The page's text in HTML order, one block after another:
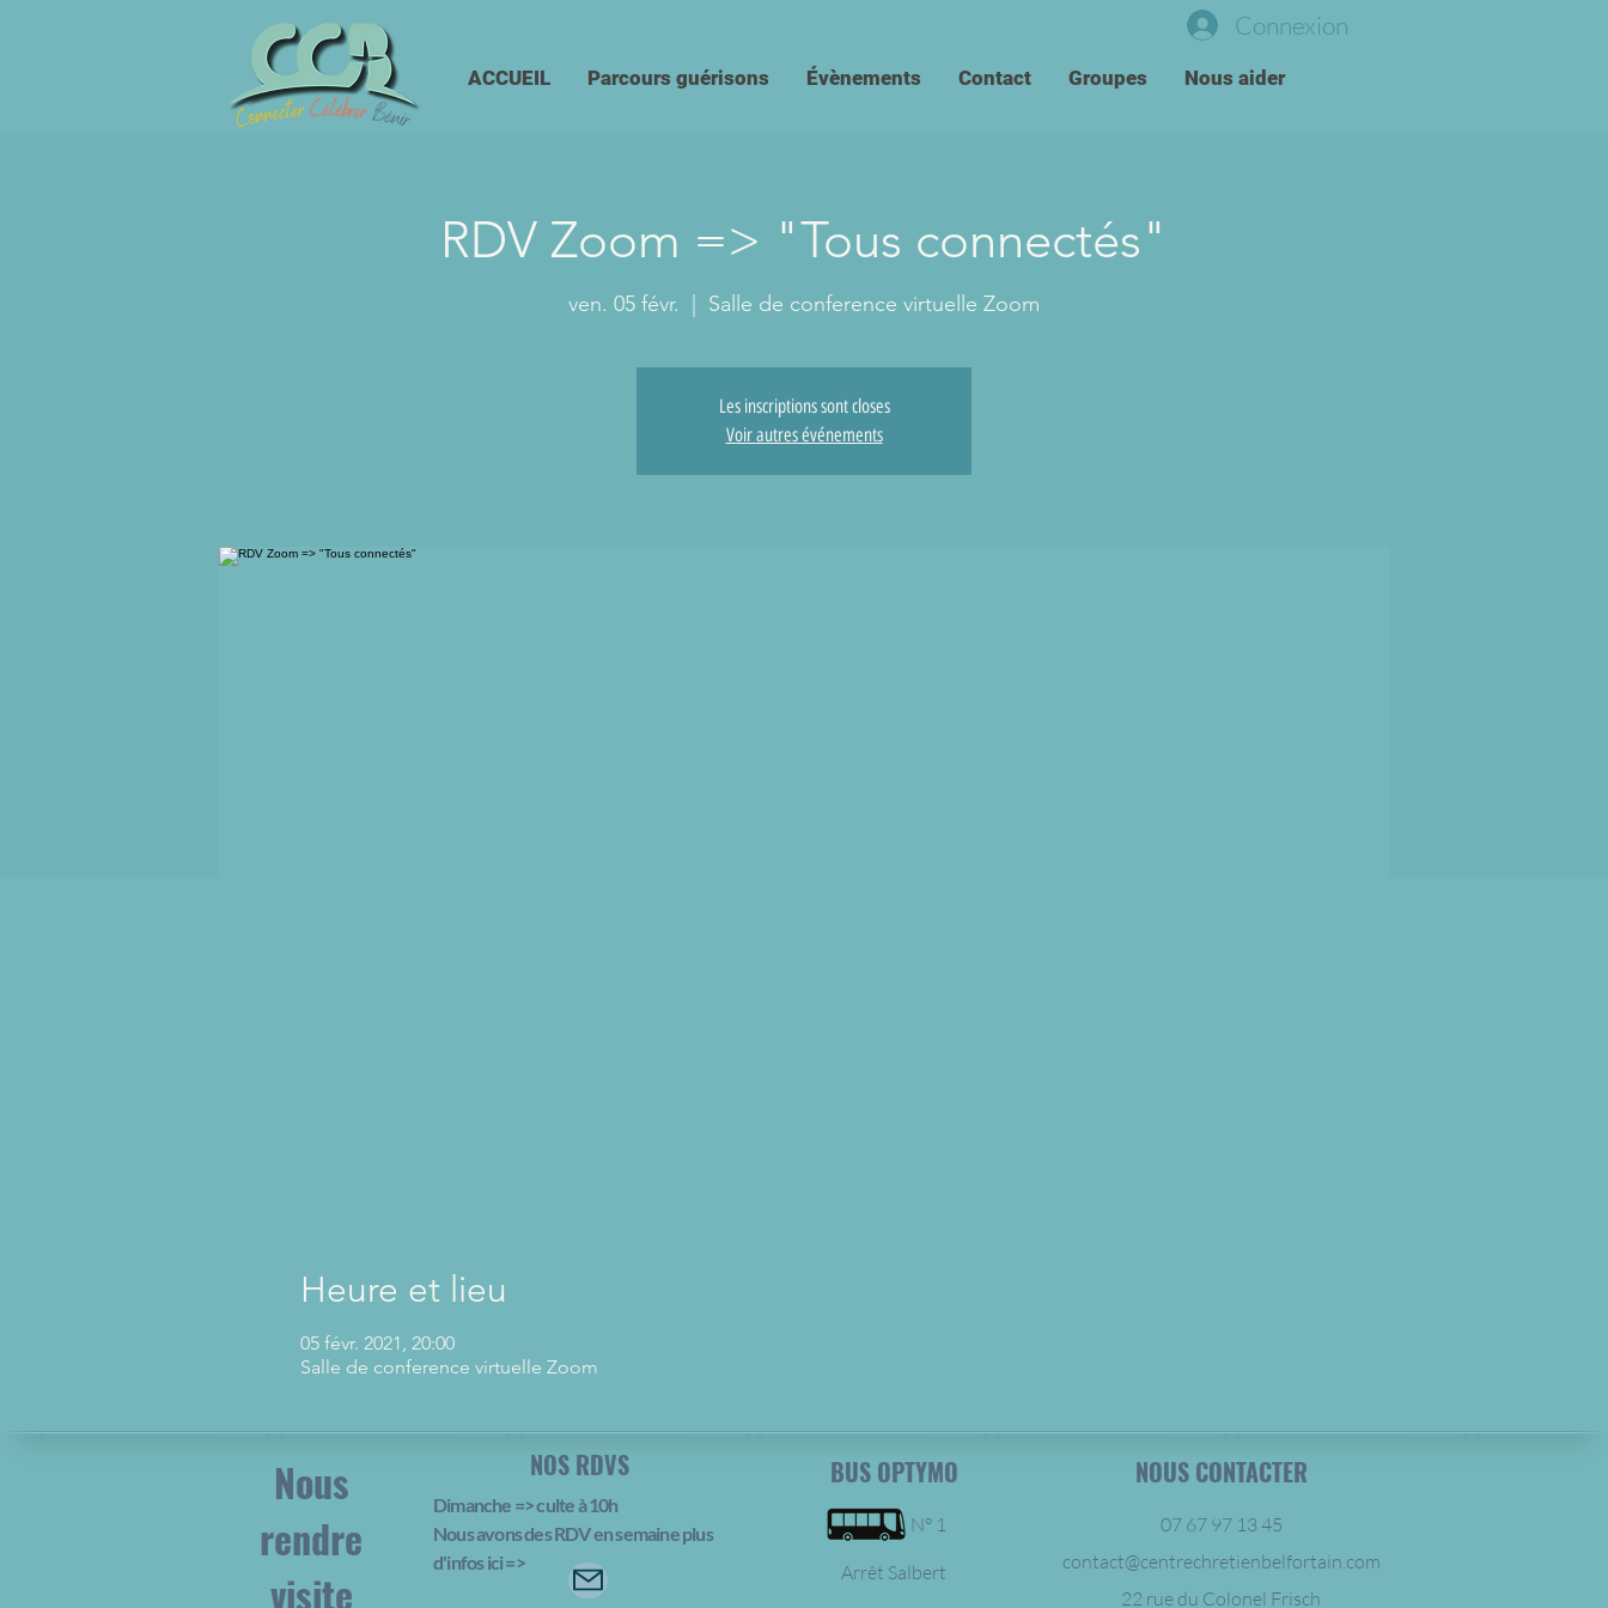
Connexion
ACCUEIL Parcours guérisons Évènements Contact Groupes Nous aider
RDV Zoom => "Tous connectés"
ven. 05 févr. Salle de conference virtuelle Zoom
Les inscriptions sont closes
Voir autres événements
Heure et lieu
05 févr. 2021, 20:00
Salle de conference virtuelle Zoom
Nous
rendre
visite
NOS RDVS
Dimanche => culte à 10h
Nous avons des RDV en semaine plus
d'infos ici=>
BUS OPTYMO
N° 1
Arrêt Salbert
NOUS CONTACTER
07 67 97 13 45
contact@centrechretienbelfortain.com
22 rue du Colonel Frisch